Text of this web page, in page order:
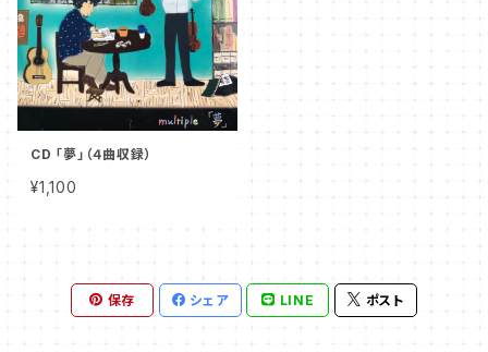
CD 「夢」（４曲収録）
¥1,100
保存 シェア LINE ポスト